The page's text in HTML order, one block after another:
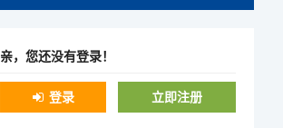
亲，您还没有登录！
登录 立即注册